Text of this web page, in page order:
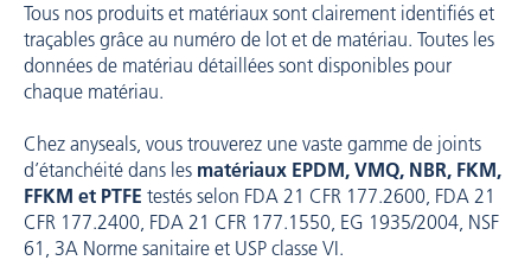
Tous nos produits et matériaux sont clairement identifiés et
traçables grâce au numéro de lot et de matériau. Toutes les
données de matériau détaillées sont disponibles pour
chaque matériau.
Chez anyseals, vous trouverez une vaste gamme de joints
d’étanchéité dans les matériaux EPDM, VMQ, NBR, FKM,
FFKM et PTFE testés selon FDA 21 CFR 177.2600, FDA 21
CFR 177.2400, FDA 21 CFR 177.1550, EG 1935/2004, NSF
61, 3A Norme sanitaire et USP classe VI.